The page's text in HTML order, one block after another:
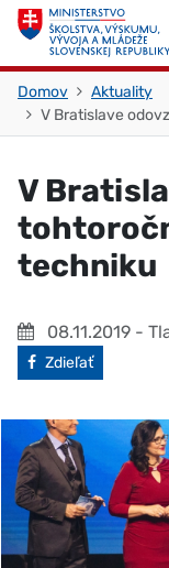
Skočiť na obsah
Domov
Aktuality
V Bratislave
V
techniku
08.11.2019 -
Facebook
Zdieľať
Skočiť na začiatok